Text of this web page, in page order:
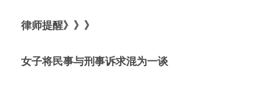
律师提醒》》》
女子将民事与刑事诉求混为一谈